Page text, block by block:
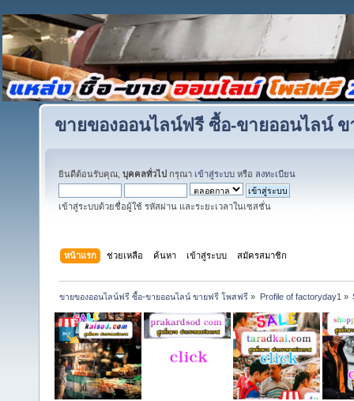
ขายของออนไลน์ฟรี ซื้อ-ขายออนไลน์
ยินดีต้อนรับคุณ, บุคคลทั่วไป กรุณา เข้าสู่ระบบ หรือ ลงทะเบียน
เข้าสู่ระบบด้วยชื่อผู้ใช้ รหัสผ่าน และระยะเวลาในเซสชั่น
หน้าแรก ช่วยเหลือ ค้นหา เข้าสู่ระบบ สมัครสมาชิก
ขายของออนไลน์ฟรี ซื้อ-ขายออนไลน์ ขายฟรี โพสฟรี » Profile of factoryday1 »